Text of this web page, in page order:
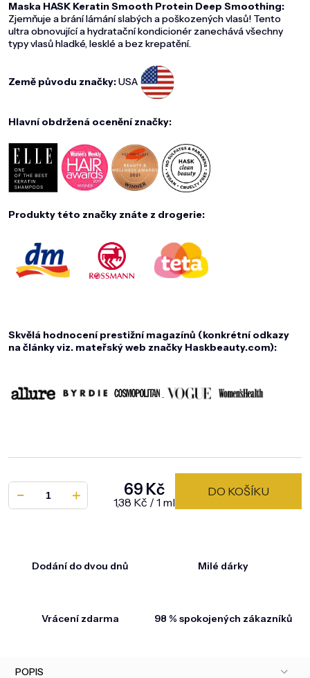
Maska HASK Keratin Smooth Protein Deep Smoothing:
Zjemňuje a brání lámání slabých a poškozených vlasů! Tento
ultra obnovující a hydratační kondicionér zanechává všechny
typy vlasů hladké, lesklé a bez krepatění.
Země původu značky:USA
Hlavní obdržená ocenění značky:
Produkty této značky znáte z drogerie:
Skvělá hodnocení prestižní magazínů (konkrétní odkazy
na články viz. mateřský web značky Haskbeauty.com):
69 Kč
Měrná cena:
1,38 Kč / 1 ml
DO KOŠÍKU
Dodání do dvou dnů Milé dárky
Vrácení zdarma 98 % spokojených zákazníků
POPIS